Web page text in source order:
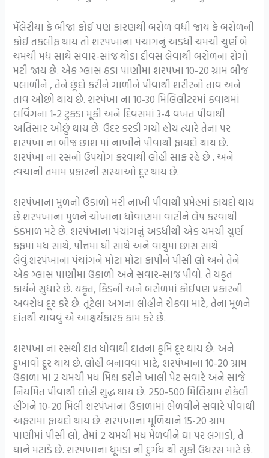
મૅલેરીયા કે બીજા કોઈ પણ કારણથી બરોળ વધી જાય કે બરોળની
કોઈ તકલીફ થાય તો શરપંખાના પંચાંગનું અડધી ચમચી ચુર્ણ બે
ચમચી મધ સાથે સવાર-સાંજ થોડા દીવસ લેવાથી બરોળના રોગો
મટી જાય છે. એક ગ્લાસ ઠંડા પાણીમાં શરપંખા 10-20 ગ્રામ બીજ
પલાળીને , તેને છૂંદો કરીને ગાળીને પીવાથી શરીરનો તાવ અને
તાવ ઓછો થાય છે. શરપંખા ના 10-30 મિલિલીટરમાં ક્વાથમાં
લવિંગના 1-2 ટુકડા મૂકી અને દિવસમાં 3-4 વખત પીવાથી
અતિસાર ઓછું થાય છે. ઉંદર કરડી ગયો હોય ત્યારે તેના પર
શરપંખા ના બીજ છાશ માં નાખીને પીવાથી ફાયદો થાય છે.
શરપંખા ના રસનો ઉપયોગ કરવાથી લોહી સાફ રહે છે . અને
ત્વચાની તમામ પ્રકારની સસ્યાઓ દૂર થાય છે.
શરપંખાના મુળનો ઉકાળો મરી નાખી પીવાથી પ્રમેહમાં ફાયદો થાય
છે.શરપંખાના મુળને ચોખાના ધોવાણમાં વાટીને લેપ કરવાથી
કંઠમાળ મટે છે. શરપંખાના પંચાંગનું અડધીથી એક ચમચી ચુર્ણ
કફમાં મધ સાથે, પીત્તમાં ઘી સાથે અને વાયુમાં છાસ સાથે
લેવું.શરપંખાના પંચાંગને મોટા મોટા કાપીને પીસી લો અને તેને
એક ગ્લાસ પાણીમાં ઉકાળો અને સવાર-સાંજ પીવો. તે યકૃત
કાર્યને સુધારે છે. યકૃત, કિડની અને બરોળમાં કોઈપણ પ્રકારની
અવરોધ દૂર કરે છે. તૂટેલા અંગના લોહીને રોકવા માટે, તેના મૂળને
દાંતથી ચાવવું એ આશ્ચર્યકારક કામ કરે છે.
શરપંખા ના રસથી દાંત ધોવાથી દાંતના કૃમિ દૂર થાય છે. અને
દુખાવો દૂર થાય છે. લોહી બનાવવા માટે, શરપંખાના 10-20 ગ્રામ
ઉકાળા માં 2 ચમચી મધ મિક્ષ કરીને ખાલી પેટ સવારે અને સાંજે
નિયમિત પીવાથી લોહી શુદ્ધ થાય છે. 250-500 મિલિગ્રામ શેકેલી
હીંગને 10-20 મિલી શરપંખાના ઉકાળામાં ભેળવીને સવારે પીવાથી
અફરામાં ફાયદો થાય છે. શરપંખાના મૂળિયાને 15-20 ગ્રામ
પાણીમાં પીસી લો, તેમાં 2 ચમચી મધ મેળવીને ઘા પર લગાડો, તે
ઘાને મટાડે છે. શરપંખાના ધૂમડા ની દુર્ગંધ થી સુકી ઉધરસ માટે છે.